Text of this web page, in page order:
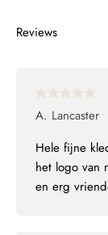
A. Lancaster
Hele fijne
het logo van
en erg